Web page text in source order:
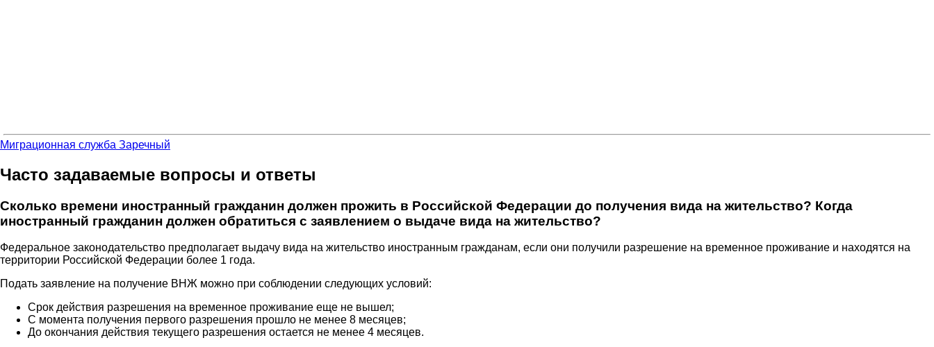
Миграционная служба Заречный
Часто задаваемые вопросы и ответы
Сколько времени иностранный гражданин должен прожить в Российской Федерации до получения вида на жительство? Когда
иностранный гражданин должен обратиться с заявлением о выдаче вида на жительство?
Федеральное законодательство предполагает выдачу вида на жительство иностранным гражданам, если они получили разрешение на временное проживание и находятся на
территории Российской Федерации более 1 года.
Подать заявление на получение ВНЖ можно при соблюдении следующих условий:
Срок действия разрешения на временное проживание еще не вышел;
С момента получения первого разрешения прошло не менее 8 месяцев;
До окончания действия текущего разрешения остается не менее 4 месяцев.